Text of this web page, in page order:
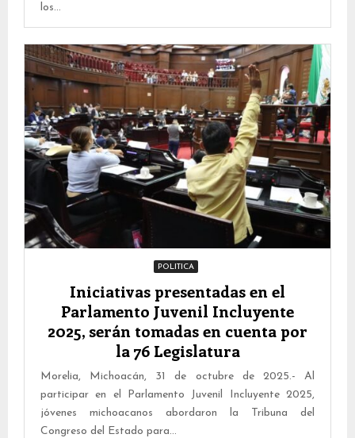
los...
POLITICA
Iniciativas presentadas en el
Parlamento Juvenil Incluyente
2025, serán tomadas en cuenta por
la 76 Legislatura
Morelia, Michoacán, 31 de octubre de 2025.- Al
participar en el Parlamento Juvenil Incluyente 2025,
jóvenes michoacanos abordaron la Tribuna del
Congreso del Estado para...